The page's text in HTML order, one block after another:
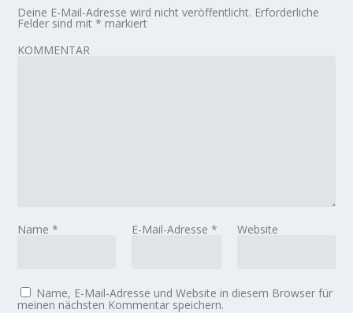
Deine E-Mail-Adresse wird nicht veröffentlicht. Erforderliche
Felder sind mit* markiert
KOMMENTAR
Name* E-Mail-Adresse * Website
Name, E-Mail-Adresse und Website in diesem Browser für
meinen nächsten Kommentar speichern.